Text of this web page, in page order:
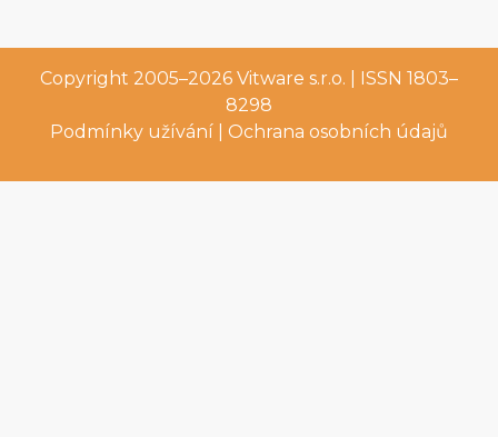
Copyright 2005–2026 Vitware s.r.o. | ISSN 1803–
8298
Podmínky užívání
Ochrana osobních údajů